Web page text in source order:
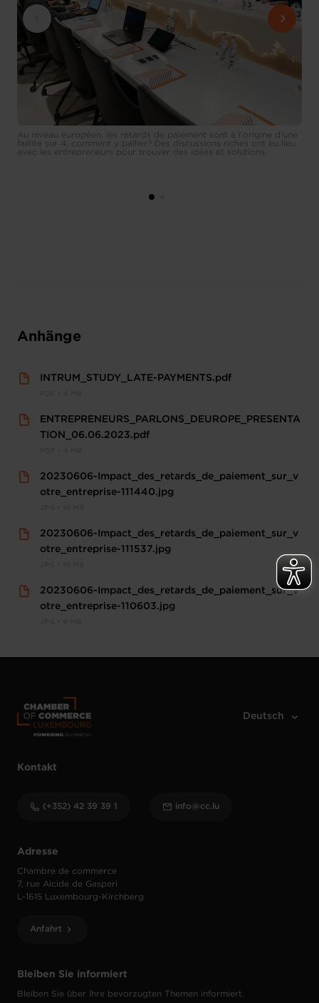
Au niveau européen, les retards de paiement sont à l'origine d'une
faillite sur 4, comment y pallier? Des discussions riches ont eu lieu
avec les entrepreneurs pour trouver des idées et solutions.
Anhänge
INTRUM_STUDY_LATE-PAYMENTS.pdf
ENTREPRENEURS_PARLONS_DEUROPE_PRESENTA
TION_06.06.2023.pdf
20230606-Impact_des_retards_de_paiement_sur_v
otre_entreprise-111440.jpg
20230606-Impact_des_retards_de_paiement_sur_v
otre_entreprise-111537.jpg
20230606-Impact_des_retards_de_paiement_sur_v
otre_entreprise-110603.jpg
Bleiben Sie informiert
Bleiben Sie über Ihre bevorzugten Themen informiert.
Adresse
Chambre de commerce
7, rue Alcide de Gasperi
L-1615 Luxembourg-Kirchberg
Anfahrt
Kontakt
(+352) 42 39 39 1 info@cc.lu